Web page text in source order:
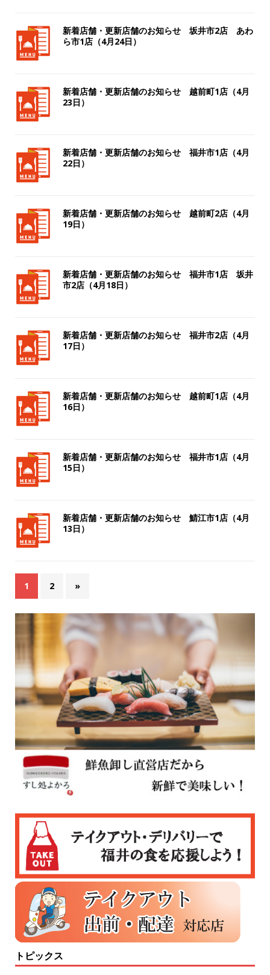
新着店舗・更新店舗のお知らせ 坂井市2店 あわ
ら市1店（4月24日）
新着店舗・更新店舗のお知らせ 越前町1店（4月
23日）
新着店舗・更新店舗のお知らせ 福井市1店（4月
22日）
新着店舗・更新店舗のお知らせ 越前町2店（4月
19日）
新着店舗・更新店舗のお知らせ 福井市1店 坂井
市2店（4月18日）
新着店舗・更新店舗のお知らせ 福井市2店（4月
17日）
新着店舗・更新店舗のお知らせ 越前町1店（4月
16日）
新着店舗・更新店舗のお知らせ 福井市1店（4月
15日）
新着店舗・更新店舗のお知らせ 鯖江市1店（4月
13日）
1 2 »
トピックス